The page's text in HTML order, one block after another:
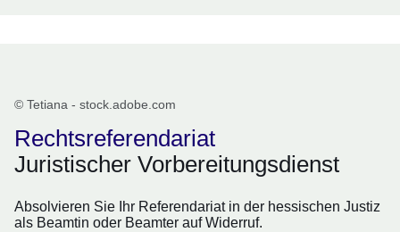
© Tetiana - stock.adobe.com
Rechtsreferendariat
Juristischer Vorbereitungsdienst
Absolvieren Sie Ihr Referendariat in der hessischen Justiz
als Beamtin oder Beamter auf Widerruf.